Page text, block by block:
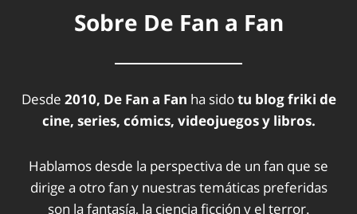
Sobre De Fan a Fan
Desde 2010, De Fan a Fan ha sidotu blog friki de
cine, series, cómics, videojuegos y libros.
Hablamos desde la perspectiva de un fan que se
dirige a otro fan y nuestras temáticas preferidas
son la fantasía, la ciencia ficción y el terror.